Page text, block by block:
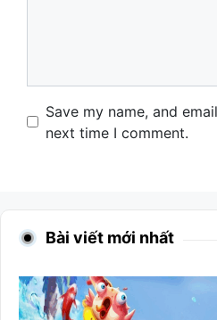
Name
Email
Website
Save my name, and
next time I comment.
Bài viết mới nhất